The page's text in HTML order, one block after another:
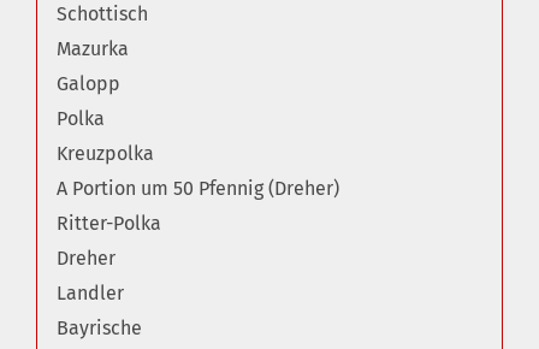
Schottisch
Mazurka
Galopp
Polka
Kreuzpolka
A Portion um 50 Pfennig (Dreher)
Ritter-Polka
Dreher
Landler
Bayrische